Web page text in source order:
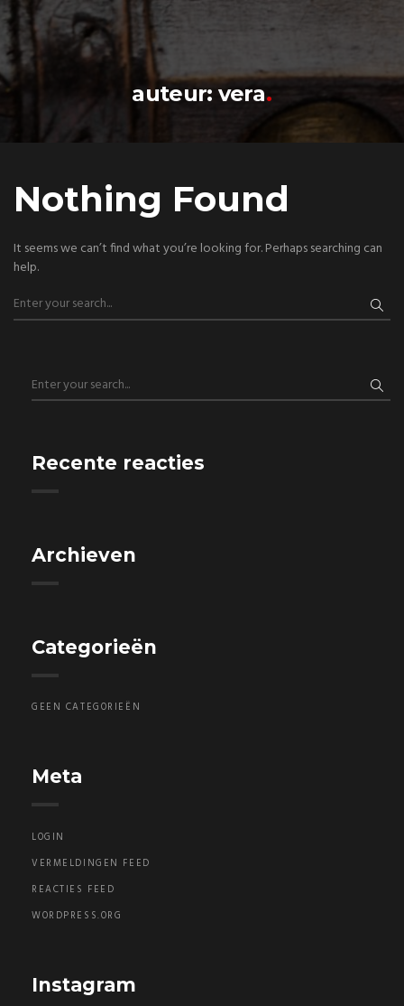
Skip
to
content
auteur: vera
Nothing Found
It seems we can’t find what you’re looking for. Perhaps searching can
help.
Recente reacties
Archieven
Categorieën
GEEN CATEGORIEËN
Meta
LOGIN
VERMELDINGEN FEED
REACTIES FEED
WORDPRESS.ORG
Instagram